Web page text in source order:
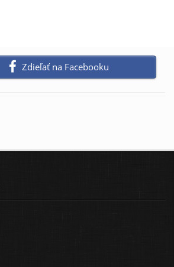
Zdieľať na Facebooku